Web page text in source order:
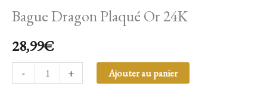
Bague Dragon Plaqué Or 24K
28,99€
- + Ajouter au panier